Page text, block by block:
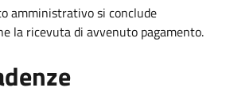
amministrativo si conclude
la ricevuta di avvenuto pagamento.